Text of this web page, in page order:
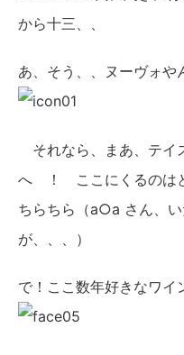
から十三、、
あ、そう、、ヌーヴォや
それなら、まあ、テ
へ ！ ここにくるのは
ちらちら（a○a さん、
が、、、）
で！ここ数年好きな